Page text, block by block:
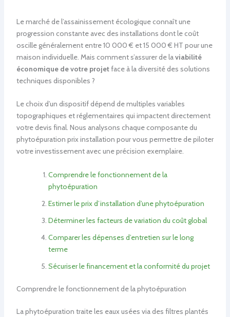
Le marché de l’assainissement écologique connaît une
progression constante avec des installations dont le coût
oscille généralement entre 10 000 € et 15 000 € HT pour une
maison individuelle. Mais comment s’assurer de laviabilité
économique de votre projetface à la diversité des solutions
techniques disponibles ?
Le choix d’un dispositif dépend de multiples variables
topographiques et réglementaires qui impactent directement
votre devis final. Nous analysons chaque composante du
phytoépuration prix installation pour vous permettre de piloter
votre investissement avec une précision exemplaire.
Comprendre le fonctionnement de la
phytoépuration
Estimer le prix d’installation d’une phytoépuration
Déterminer les facteurs de variation du coût global
Comparer les dépenses d’entretien sur le long
terme
Sécuriser le financement et la conformité du projet
Comprendre le fonctionnement de la phytoépuration
La phytoépuration traite les eaux usées via des filtres plantés